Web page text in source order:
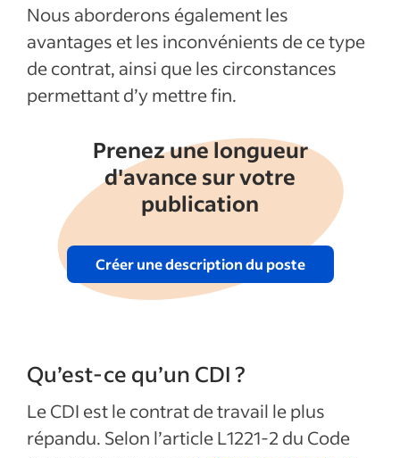
Articles récents
Afficher plus
Nous aborderons également les
avantages et les inconvénients de ce type
de contrat, ainsi que les circonstances
permettant d’y mettre fin.
Prenez une longueur
d'avance sur votre
publication
Créer une description du poste
Qu’est-ce qu’un CDI ?
Le CDI est le contrat de travail le plus
répandu. Selon l’article L1221-2 du Code